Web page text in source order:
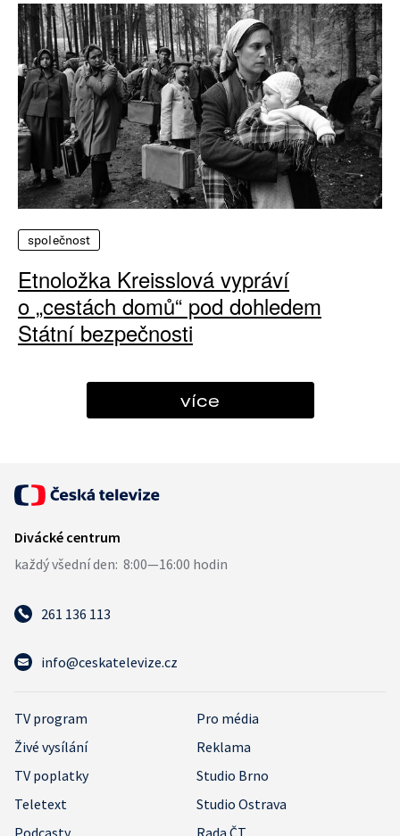
společnost
Etnoložka Kreisslová vypráví
o „cestách domů“ pod dohledem
Státní bezpečnosti
více
261 136 113
info@ceskatelevize.cz
TV program
Pro média
Živé vysílání
Reklama
TV poplatky
Studio Brno
Teletext
Studio Ostrava